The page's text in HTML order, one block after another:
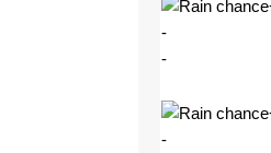
-
-
-